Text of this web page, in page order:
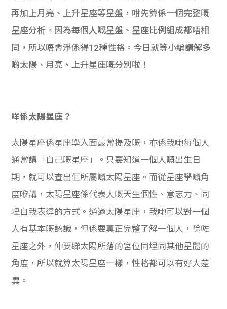
計數
機
Gui
de
學生
再加上月亮、上升星座等星盤，咁先算係一個完整嘅
星座分析。因為每個人嘅星盤、星座比例組成都唔相
同，所以唔會淨係得12種性格。今日就等小編講解多
啲太陽、月亮、上升星座嘅分別啦！
咩係太陽星座？
太陽星座係星座學入面最常提及嘅，亦係我哋每個人
通常講「自己嘅星座」。只要知道一個人嘅出生日
期，就可以查出佢所屬嘅太陽星座。而從星座學嘅角
度嚟講，太陽星座係代表人嘅天生個性、意志力、同
埋自我表達的方式。通過太陽星座，我哋可以對一個
人有基本嘅認識，但係要真正完整了解一個人，除咗
星座之外，仲要睇太陽所落的宮位同埋同其他星體的
角度，所以就算太陽星座一樣，性格都可以有好大差
異。